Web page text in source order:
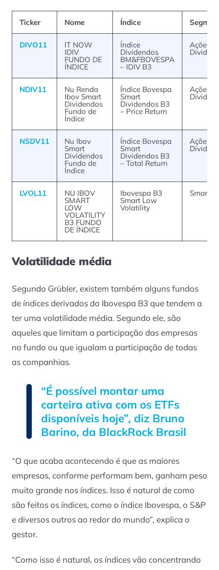
Ticker Nome Índice
DIVO11 IT NOW
IDIV
FUNDO DE
ÍNDICE
Índice
Dividendos
BM&FBOVESPA
– IDIV B3
Ações –
NDIV11 Nu Renda
Ibov Smart
Dividendos
Fundo de
Índice
Índice Bovespa
Smart
Dividendos B3
– Price Return
Ações –
NSDV11 Nu Ibov
Smart
Dividendos
Fundo de
Índice
Índice Bovespa
Smart
Dividendos B3
– Total Return
Ações –
LVOL11 NU IBOV
SMART
LOW
VOLATILITY
B3 FUNDO
DE ÍNDICE
Ibovespa B3
Smart Low
Volatility
Smart
Volatilidade média
Segundo Grübler, existem também alguns fundos
de índices derivados do Ibovespa B3 que tendem a
ter uma volatilidade média. Segundo ele, são
aqueles que limitam a participação das empresas
no fundo ou que igualam a participação de todas
as companhias.
“É possível montar uma
carteira ativa com os ETFs
disponíveis hoje”, diz Bruno
Barino, da BlackRock Brasil
“O que acaba acontecendo é que as maiores
empresas, conforme performam bem, ganham peso
muito grande nos índices. Isso é natural de como
são feitos os índices, como o índice Ibovespa, o S&P
e diversos outros ao redor do mundo”, explica o
gestor.
“Como isso é natural, os índices vão concentrando